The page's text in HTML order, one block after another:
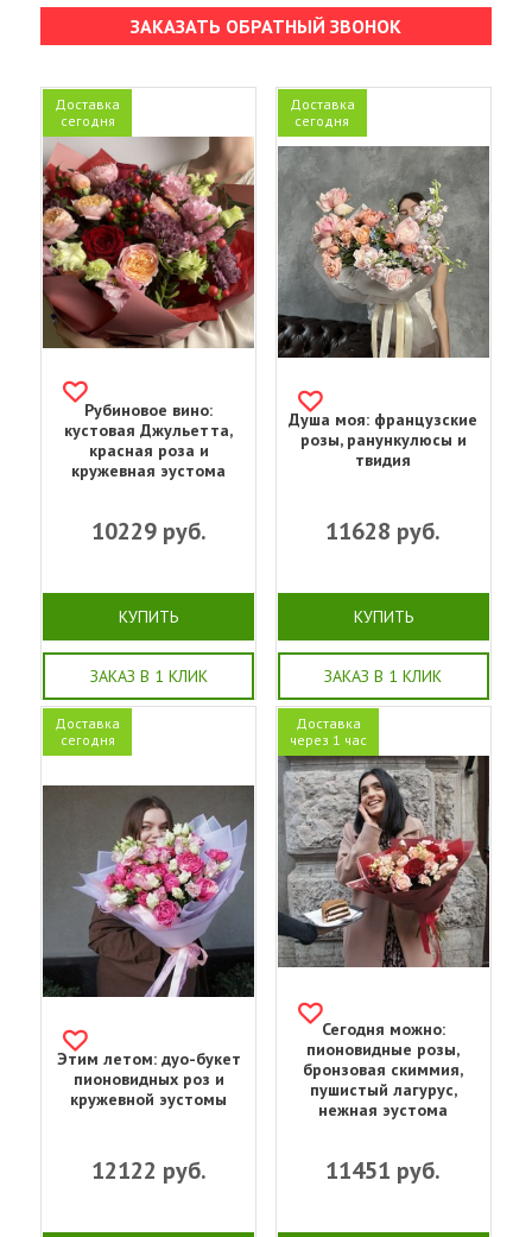
ЗАКАЗАТЬ ОБРАТНЫЙ ЗВОНОК
Доставка
сегодня
Рубиновое вино:
кустовая Джульетта,
красная роза и
кружевная эустома
10229руб.
КУПИТЬ
ЗАКАЗ В 1 КЛИК
Доставка
сегодня
Душа моя: французские
розы, ранункулюсы и
твидия
11628 руб.
КУПИТЬ
ЗАКАЗ В 1 КЛИК
Доставка
сегодня
Этим летом: дуо-букет
пионовидных роз и
кружевной эустомы
12122 руб.
Доставка
через 1 час
Сегодня можно:
пионовидные розы,
бронзовая скиммия,
пушистый лагурус,
нежная эустома
11451 руб.